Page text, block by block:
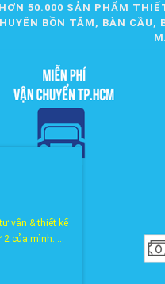
50.000 SẢN PHẨM
BỒN TẮM, BÀN
vấn & thiết kế
2 của mình. ...